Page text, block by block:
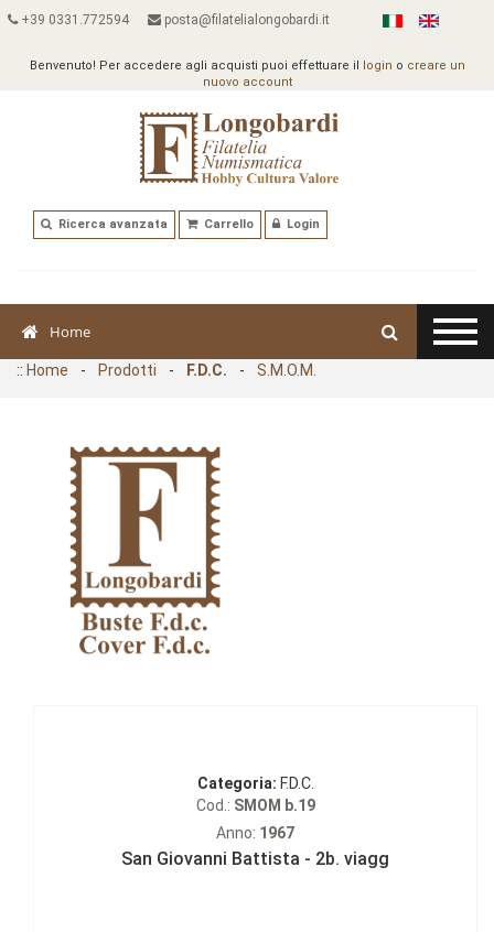
+39 0331.772594 posta@filatelialongobardi.it
Benvenuto! Per accedere agli acquisti puoi effettuare il login o creare un
nuovo account
Ricerca avanzata Carrello Login
Home
:: Home - Prodotti - F.D.C. - S.M.O.M.
Categoria: F.D.C.
Cod.: SMOM b.19
Anno: 1967
San Giovanni Battista - 2b. viagg